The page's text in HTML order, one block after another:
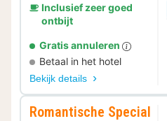
Inclusief zeer goed
ontbijt
Gratis annuleren
Betaal in het hotel
Bekijk details
Romantische Special